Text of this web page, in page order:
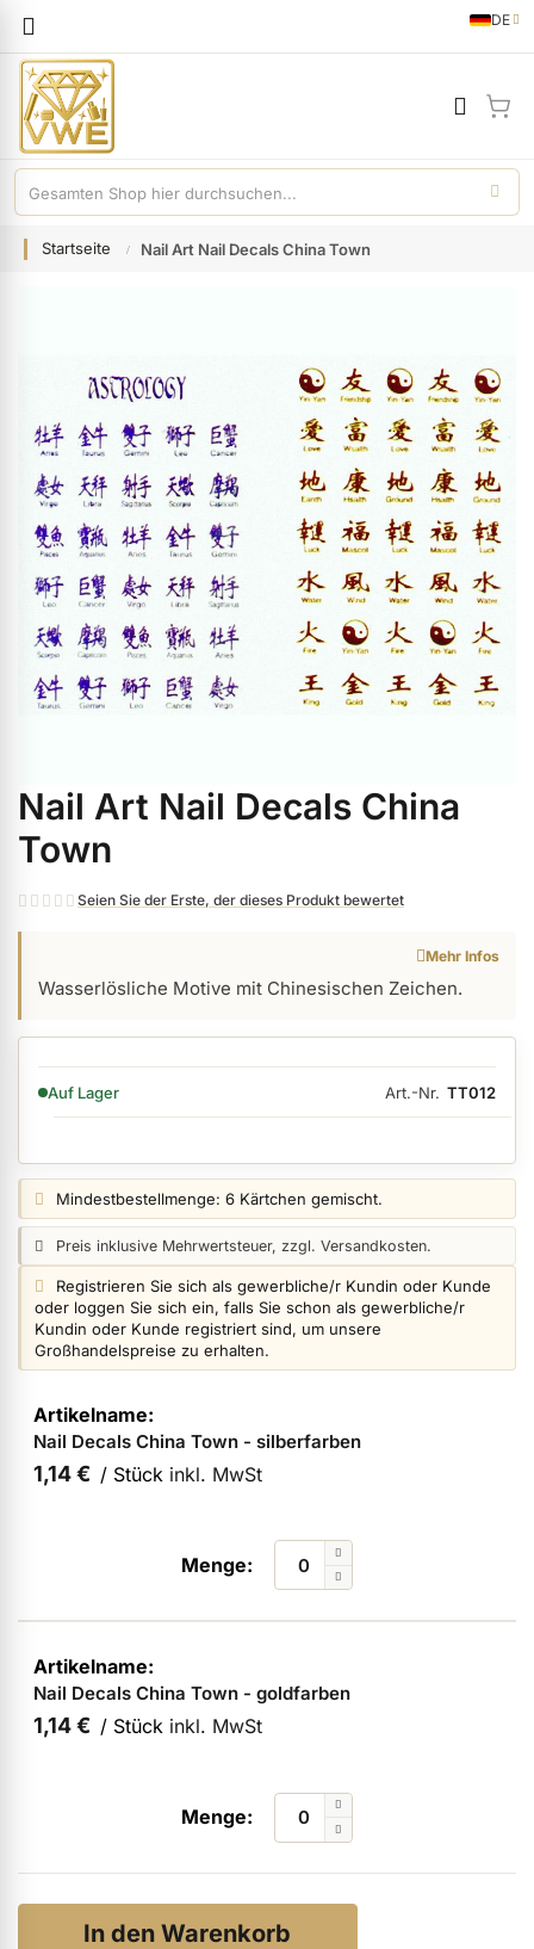
Sprache
DE
German
Weihnachtsmarkt anzeigen
Gel anzeigen
Gel Polish anzeigen
Acryl anzeigen
Nagellack & Flüssigkeiten anzeigen
Hygiene anzeigen
Skintrix anzeigen
Hand- & Körperpflege anzeigen
Füße & Zehenringe anzeigen
Beauty Accessoires anzeigen
Kundenpräsente anzeigen
Startseite Nail Art Nail Decals China Town
Bildgalerie
springen
Zum
Anfang
der
Nail Art Nail Decals China
Town
Seien Sie der Erste, der dieses Produkt bewertet
Mehr Infos
Wasserlösliche Motive mit Chinesischen Zeichen.
Auf Lager Art.-Nr. TT012
Preisangabe:
Mindestbestellmenge: 6 Kärtchen gemischt.
Preisangabe:
Preis inklusive Mehrwertsteuer, zzgl. Versandkosten.
Login info:
Registrieren Sie sich als gewerbliche/r Kundin oder Kunde
oder loggen Sie sich ein, falls Sie schon als gewerbliche/r
Kundin oder Kunde registriert sind, um unsere
Großhandelspreise zu erhalten.
für
gruppiertes
Produkt
Nail Decals China Town - silberfarben
1,14 € / Stück inkl. MwSt
Nail Decals China Town - goldfarben
1,14 € / Stück inkl. MwSt
In den Warenkorb